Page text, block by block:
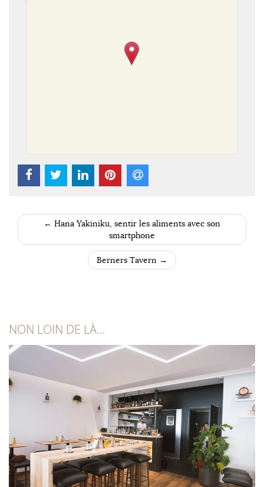
POST NAVIGATION
← Hana Yakiniku, sentir les aliments avec son
smartphone
Berners Tavern →
NON LOIN DE LÀ…